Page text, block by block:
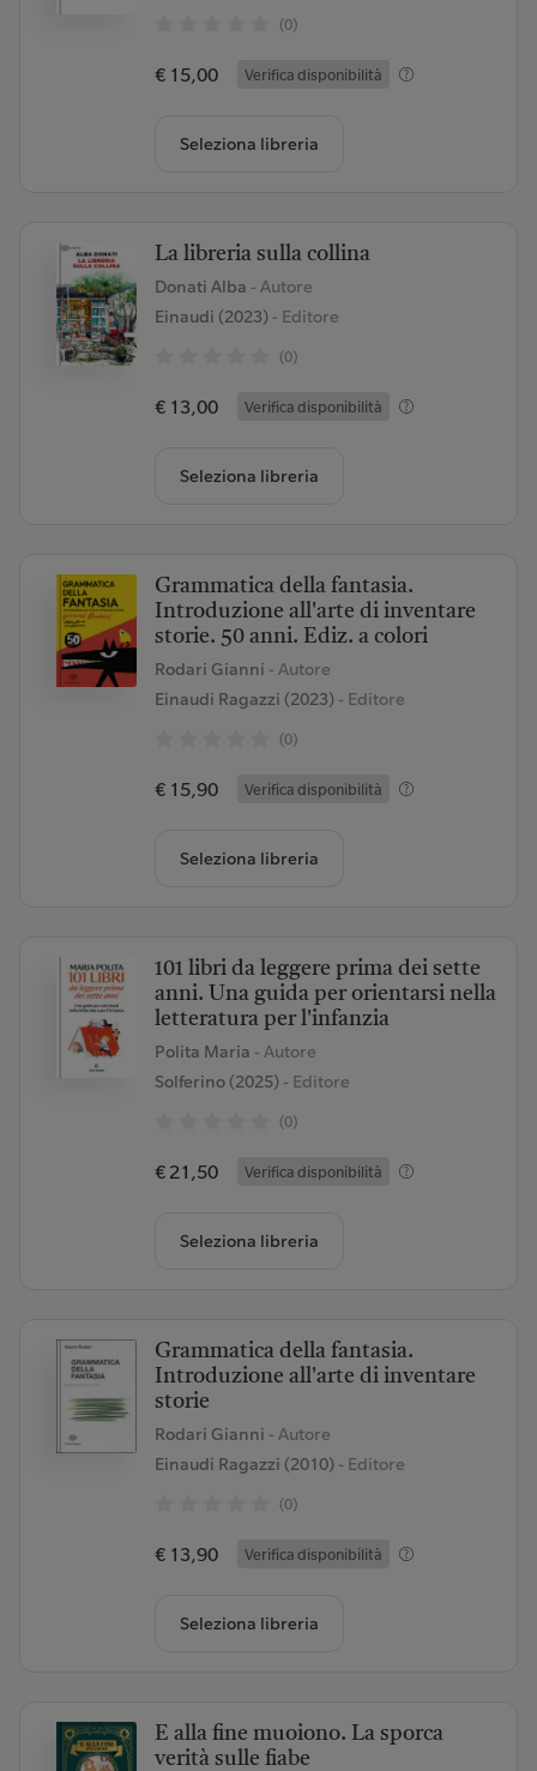
(0)
€ 15,00 Verifica disponibilità
Seleziona libreria
La libreria sulla collina
Donati Alba - Autore
Einaudi (2023)- Editore
(0)
€ 13,00 Verifica disponibilità
Seleziona libreria
Grammatica della fantasia.
Introduzione all'arte di inventare
storie. 50 anni. Ediz. a colori
Rodari Gianni - Autore
Einaudi Ragazzi (2023)- Editore
(0)
€ 15,90 Verifica disponibilità
Seleziona libreria
101 libri da leggere prima dei sette
anni. Una guida per orientarsi nella
letteratura per l'infanzia
Polita Maria - Autore
Solferino (2025)- Editore
(0)
€ 21,50 Verifica disponibilità
Seleziona libreria
Grammatica della fantasia.
Introduzione all'arte di inventare
storie
Rodari Gianni - Autore
Einaudi Ragazzi (2010)- Editore
(0)
€ 13,90 Verifica disponibilità
Seleziona libreria
E alla fine muoiono. La sporca
verità sulle fiabe